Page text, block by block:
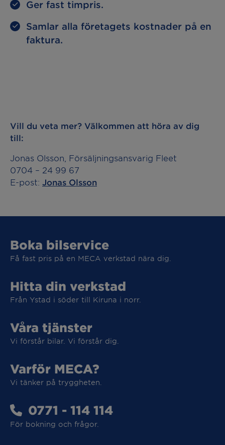
Vi tar hand om din elbil
Ger fast timpris.
Samlar alla företagets kostnader på en
faktura.
Vill du veta mer? Välkommen att höra av dig
till:
Jonas Olsson, Försäljningsansvarig Fleet
0704 – 24 99 67
E-post: Jonas Olsson
Boka bilservice
Få fast pris på en MECA verkstad nära dig.
Hitta din verkstad
Från Ystad i söder till Kiruna i norr.
Våra tjänster
Vi förstår bilar. Vi förstår dig.
Varför MECA?
Vi tänker på tryggheten.
0771 - 114 114
För bokning och frågor.